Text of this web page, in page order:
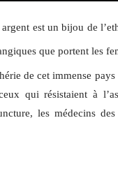
est un bijou de
que portent les
de cet immense
qui résistaient à
les médecins